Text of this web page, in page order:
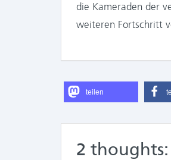
die Kameraden der
weiteren Fortschritt
teilen
2 thoughts: